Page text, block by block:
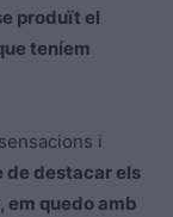
produït el
teníem
i
de destacar els
em quedo amb